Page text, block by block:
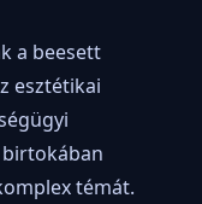
a beesett
esztétikai
témát.